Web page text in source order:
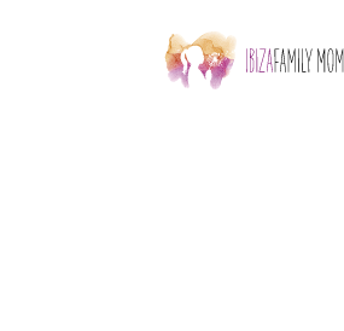
Skip to main content